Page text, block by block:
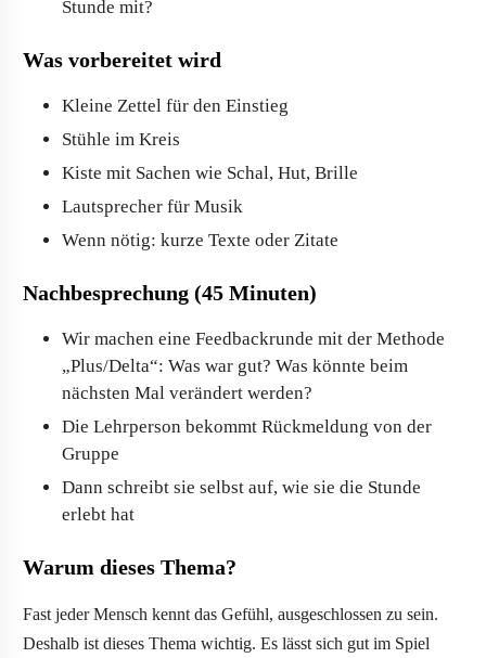
Stunde mit?
Was vorbereitet wird
Kleine Zettel für den Einstieg
Stühle im Kreis
Kiste mit Sachen wie Schal, Hut, Brille
Lautsprecher für Musik
Wenn nötig: kurze Texte oder Zitate
Nachbesprechung (45 Minuten)
Wir machen eine Feedbackrunde mit der Methode
„Plus/Delta“: Was war gut? Was könnte beim
nächsten Mal verändert werden?
Die Lehrperson bekommt Rückmeldung von der
Gruppe
Dann schreibt sie selbst auf, wie sie die Stunde
erlebt hat
Warum dieses Thema?
Fast jeder Mensch kennt das Gefühl, ausgeschlossen zu sein.
Deshalb ist dieses Thema wichtig. Es lässt sich gut im Spiel